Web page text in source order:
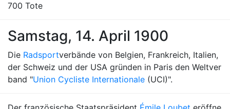
700 Tote
Samstag, 14. April 1900
Die Radsportverbände von Belgien, Frankreich, Italien,
der Schweiz und der USA gründen in Paris den Weltver
band "Union Cycliste Internationale (UCI)".